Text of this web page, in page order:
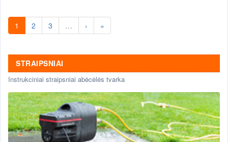
1 2 3 … › »
STRAIPSNIAI
Instrukciniai straipsniai abėcėlės tvarka